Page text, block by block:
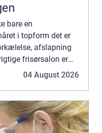
bare en
i topform det er
afslapning
frisørsalon er
ud med et
04 August 2026